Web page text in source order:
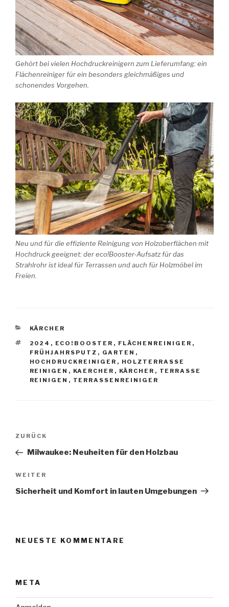
Gehört bei vielen Hochdruckreinigern zum Lieferumfang: ein
Flächenreiniger für ein besonders gleichmäßiges und
schonendes Vorgehen.
Neu und für die effiziente Reinigung von Holzoberflächen mit
Hochdruck geeignet: der eco!Booster-Aufsatz für das
Strahlrohr ist ideal für Terrassen und auch für Holzmöbel im
Freien.
KATEGORIEN
KÄRCHER
SCHLAGWÖRTER
2024 , ECO!BOOSTER , FLÄCHENREINIGER ,
FRÜHJAHRSPUTZ , GARTEN ,
HOCHDRUCKREINIGER , HOLZTERRASSE
REINIGEN , KAERCHER , KÄRCHER , TERRASSE
REINIGEN , TERRASSENREINIGER
Beitragsnavigation
Vorheriger
Beitrag
ZURÜCK
Milwaukee: Neuheiten für den Holzbau
Nächster
Beitrag
WEITER
Sicherheit und Komfort in lauten Umgebungen
NEUESTE KOMMENTARE
META